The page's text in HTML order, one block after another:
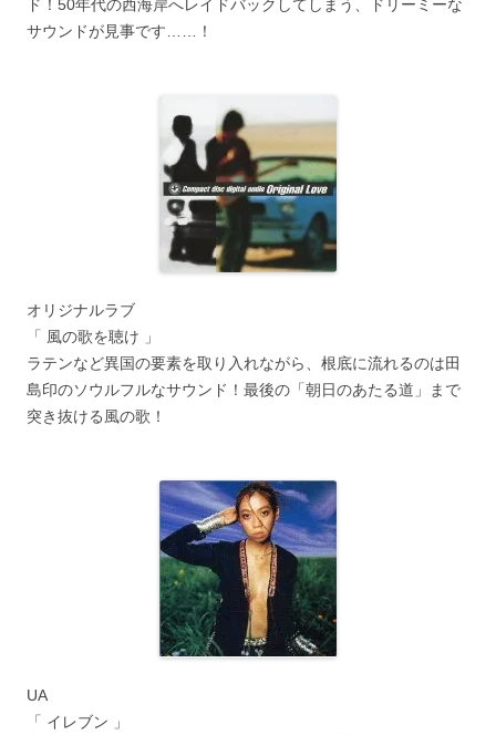
ド！50年代の西海岸へレイドバックしてしまう、ドリーミーな
サウンドが見事です……！
オリジナルラブ
「 風の歌を聴け 」
ラテンなど異国の要素を取り入れながら、根底に流れるのは田
島印のソウルフルなサウンド！最後の「朝日のあたる道」まで
突き抜ける風の歌！
UA
「 イレブン 」